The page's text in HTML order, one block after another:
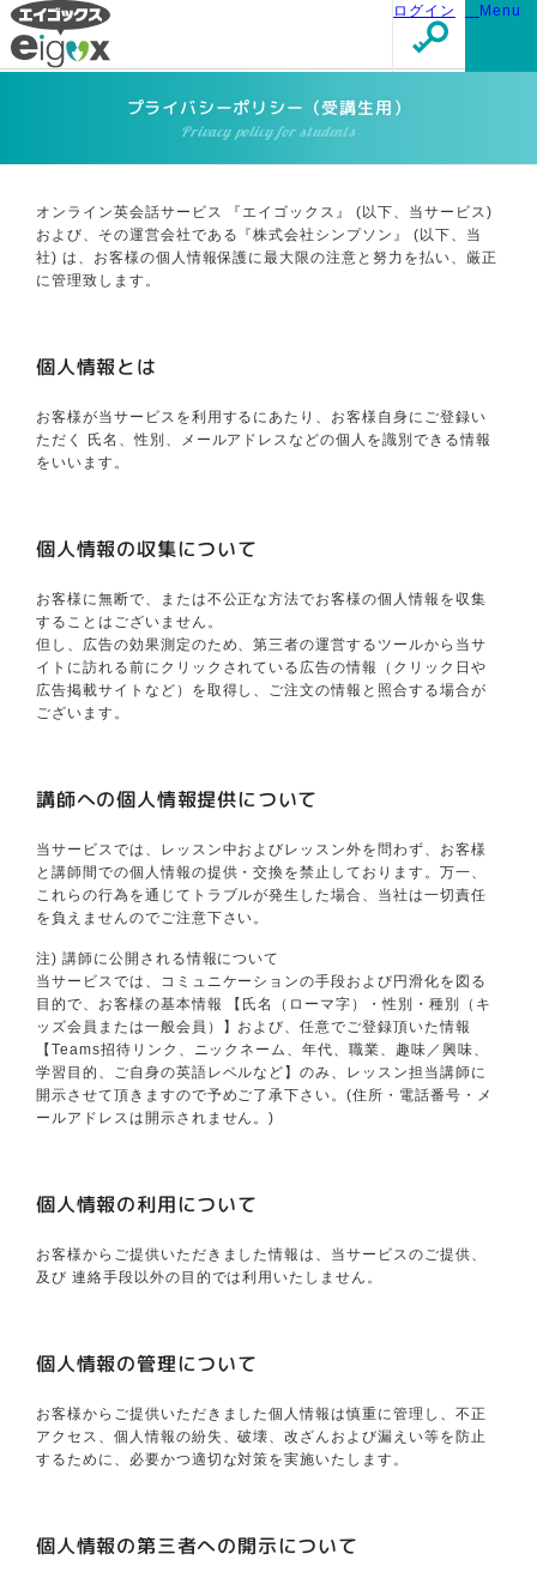
Menu
ログイン
プライバシーポリシー（受講生用）
Privacy policy for students
オンライン英会話サービス 『エイゴックス』 (以下、当サービス)
および、その運営会社である『株式会社シンプソン』 (以下、当
社) は、お客様の個人情報保護に最大限の注意と努力を払い、厳正
に管理致します。
個人情報とは
お客様が当サービスを利用するにあたり、お客様自身にご登録い
ただく 氏名、性別、メールアドレスなどの個人を識別できる情報
をいいます。
個人情報の収集について
お客様に無断で、または不公正な方法でお客様の個人情報を収集
することはございません。
但し、広告の効果測定のため、第三者の運営するツールから当サ
イトに訪れる前にクリックされている広告の情報（クリック日や
広告掲載サイトなど）を取得し、ご注文の情報と照合する場合が
ございます。
講師への個人情報提供について
当サービスでは、レッスン中およびレッスン外を問わず、お客様
と講師間での個人情報の提供・交換を禁止しております。万一、
これらの行為を通じてトラブルが発生した場合、当社は一切責任
を負えませんのでご注意下さい。
注) 講師に公開される情報について
当サービスでは、コミュニケーションの手段および円滑化を図る
目的で、お客様の基本情報 【氏名（ローマ字）・性別・種別（キ
ッズ会員または一般会員）】および、任意でご登録頂いた情報
【Teams招待リンク、ニックネーム、年代、職業、趣味／興味、
学習目的、ご自身の英語レベルなど】のみ、レッスン担当講師に
開示させて頂きますので予めご了承下さい。(住所・電話番号・メ
ールアドレスは開示されません。)
個人情報の利用について
お客様からご提供いただきました情報は、当サービスのご提供、
及び 連絡手段以外の目的では利用いたしません。
個人情報の管理について
お客様からご提供いただきました個人情報は慎重に管理し、不正
アクセス、個人情報の紛失、破壊、改ざんおよび漏えい等を防止
するために、必要かつ適切な対策を実施いたします。
個人情報の第三者への開示について